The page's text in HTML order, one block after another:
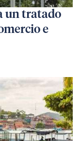
un tratado
e